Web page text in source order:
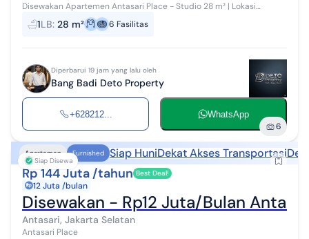
Disewakan Apartemen Antasari Place - Studio 28 m² | Lokasi
Strategis Jakarta Selatan Nikmati kenyamanan tinggal di
Apartemen Antasari Place yang ...
1LB: 28 m² 6 Fasilitas
Diperbarui 19 jam yang lalu oleh
Bang Badi Deto Property
+628212... WhatsApp
6
Siap Disewa
Apartemen Furnished Siap HuniDekat Akses Transportasi
Rp 144 Juta /tahun Best Deal!
12 Juta /bulan
Disewakan - Rp12 Juta/Bulan
Antasari, Jakarta Selatan
Antasari Place